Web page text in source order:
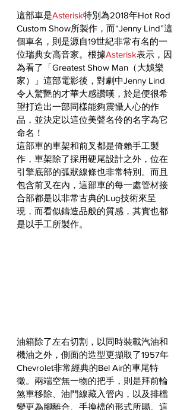
這部車是Asterisk特別為2018年Hot Rod
Custom Show所製作，而“Jenny Lind”這
個車名，則是源自19世紀非常有名的一
位瑞典女高音家。根據Asterisk表示，因
為看了「Greatest Show Man（大娛樂
家）」這部電影後，對劇中Jenny Lind
令人驚艷的才華大感讚嘆，於是便很希
望打造出一部同樣能夠震懾人心的作
品，並決定以這位美聲名伶的名字為它
命名！
這部車的車架和前叉都是倚賴手工製
作，車架除了採用硬尾設計之外，位在
引擎底部的弧狀線條也非常特別。而且
包含前叉在內，這部車的每一處管材接
合部都是以非常古典的Lug技術來呈
現，而看似鑄造品般的質感，其實也都
是以手工所製作。
油箱除了左右切割，以同時裝載汽油和
機油之外，側面的造型更擷取了1957年
Chevrolet非常經典的Bel Air的車尾特
徵。兩端空無一物的把手，則是拜前輪
煞車移除、油門線藏入管內，以及排檔
變更為腳離合、手換檔的形式所賜。這